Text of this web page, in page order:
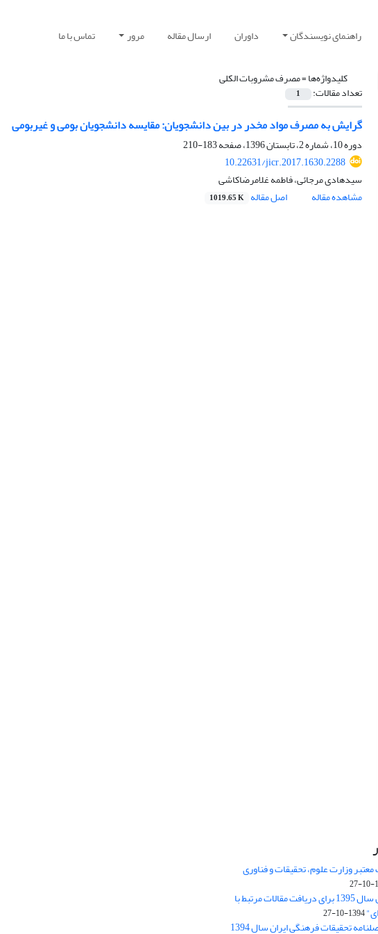
راهنمای نویسندگان داوران ارسال مقاله مرور تماس با ما
کلیدواژه‌ها =مصرف مشروبات الکلی
تعداد مقالات: 1
گرایش به مصرف مواد مخدر در بین دانشجویان: مقایسه دانشجویان بومی و غیربومی
دوره 10، شماره 2، تابستان 1396، صفحه
183-210
10.22631/jicr.2017.1630.2288
سیدهادی مرجائی، فاطمه غلامرضاکاشی
مشاهده مقاله
اصل مقاله 1019.65 K
وزارت علوم، تحقیقات و فناوری
فراخوان تابستان سال 1395 برای دریافت مقالات مرتبط با
1394-10-27
فراخوان مقاله فصلنامه تحقیقات فرهنگی ایران سال 1394